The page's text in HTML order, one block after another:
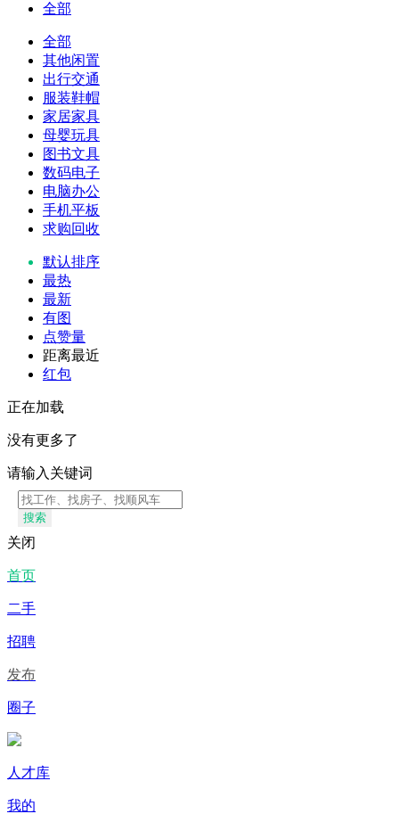
全部
全部
其他闲置
出行交通
服装鞋帽
家居家具
母婴玩具
图书文具
数码电子
电脑办公
手机平板
求购回收
默认排序
最热
最新
有图
点赞量
距离最近
红包
正在加载
没有更多了
请输入关键词
搜索
关闭
首页
二手
招聘
发布
圈子
人才库
我的